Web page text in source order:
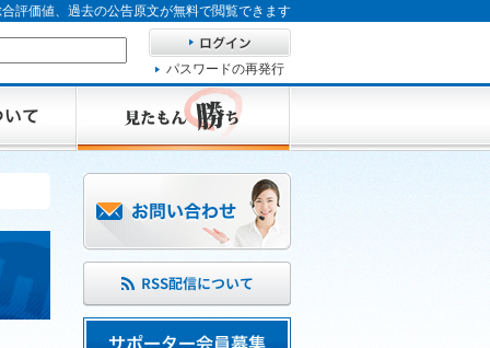
評価値、過去の公告原文が無料で閲覧できます
パスワードの再発行